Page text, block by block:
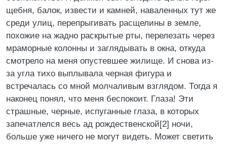
щебня, балок, извести и камней, наваленных тут же
среди улиц, перепрыгивать расщелины в земле,
похожие на жадно раскрытые рты, перелезать через
мраморные колонны и заглядывать в окна, откуда
смотрело на меня опустевшее жилище. И снова из-
за угла тихо выплывала черная фигура и
встречалась со мной молчаливым взглядом. Тогда я
наконец понял, что меня беспокоит. Глаза! Эти
страшные, черные, испуганные глаза, в которых
запечатлелся весь ад рождественской[2] ночи,
больше уже ничего не могут видеть. Может светить